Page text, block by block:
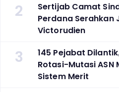
2
Sertijab Camat
Perdana Serahkan
Victorudien
3
145 Pejabat
Rotasi-Mutasi ASN
Sistem Merit